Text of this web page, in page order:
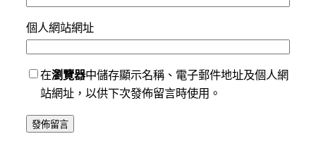
個人網站網址
在瀏覽器中儲存顯示名稱、電子郵件地址及個人網
站網址，以供下次發佈留言時使用。